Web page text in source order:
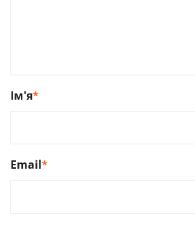
Ім'я*
Email*